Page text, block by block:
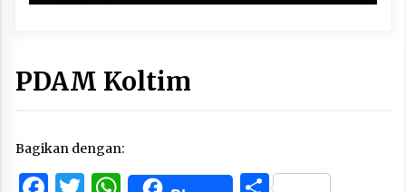
PDAM Koltim
Bagikan dengan: